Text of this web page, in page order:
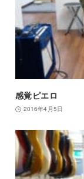
感覚ピエロ
2016年4月5日